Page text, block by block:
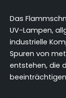
Das
UV-Lampen,
industrielle
Spuren von
entstehen, die